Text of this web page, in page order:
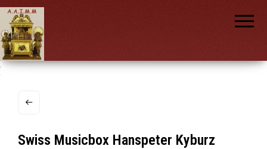
Musique
Swiss Musicbox Hanspeter Kyburz